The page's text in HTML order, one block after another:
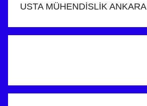
USTA MÜHENDİSLİK ANKARA